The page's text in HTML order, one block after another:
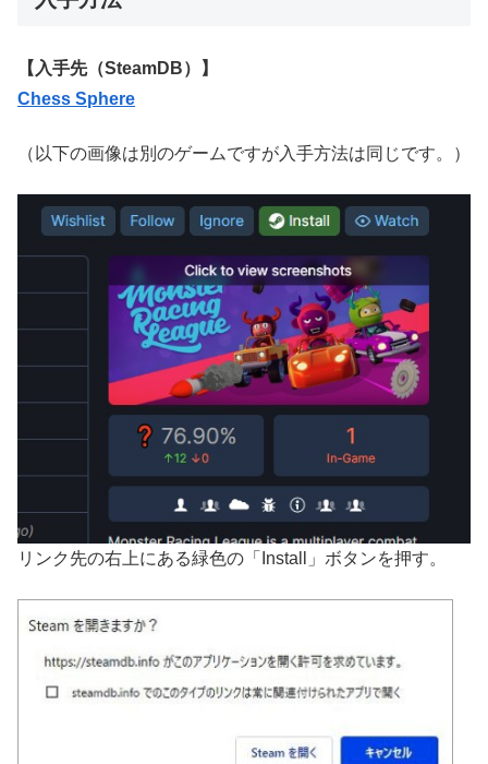
【入手先（SteamDB）】
Chess Sphere
（以下の画像は別のゲームですが入手方法は同じです。）
リンク先の右上にある緑色の「Install」ボタンを押す。